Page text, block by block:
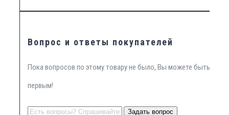
Вопрос и ответы покупателей
Пока вопросов по этому товару не было, Вы можете быть
первым!